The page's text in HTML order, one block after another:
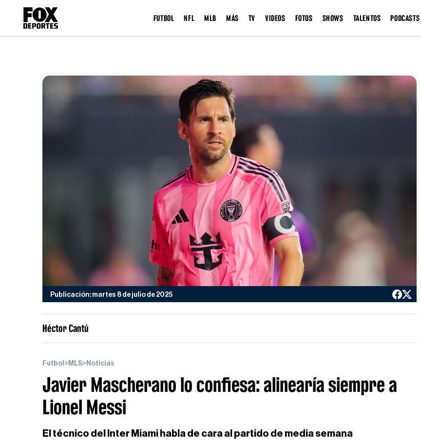
FUTBOL NFL MLB MÁS TV VIDEOS FOTOS SHOWS TALENTOS PODCASTS
Publicación: martes 8 de julio de 2025
Héctor Cantú
Futbol > MLS> Noticias
Javier Mascherano lo confiesa: alinearía siempre a
Lionel Messi
El técnico del Inter Miami habla de cara al partido de media semana